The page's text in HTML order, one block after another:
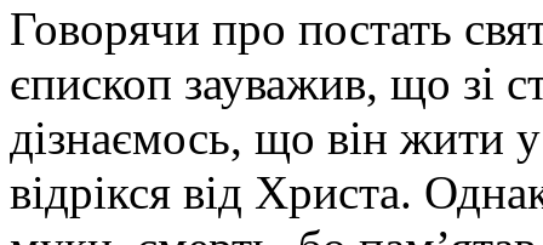
Говорячи про постать
єпископ зауважив, що зі
дізнаємось, що він жити
відрікся від Христа.